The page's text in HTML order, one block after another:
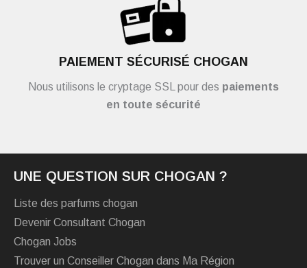
PAIEMENT SÉCURISÉ CHOGAN
Nous utilisons le cryptage SSL pour des paiements
en toute sécurité
UNE QUESTION SUR CHOGAN ?
Liste des parfums chogan
Devenir Consultant Chogan
Chogan Jobs
Trouver un Conseiller Chogan dans Ma Région